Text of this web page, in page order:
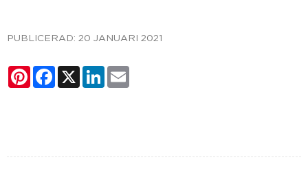
PUBLICERAD: 20 JANUARI 2021
PinterestFacebook
X LinkedIn